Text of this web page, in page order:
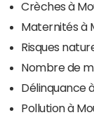
Crèches à
Maternités à
Risques
Nombre de
Délinquance
Pollution à